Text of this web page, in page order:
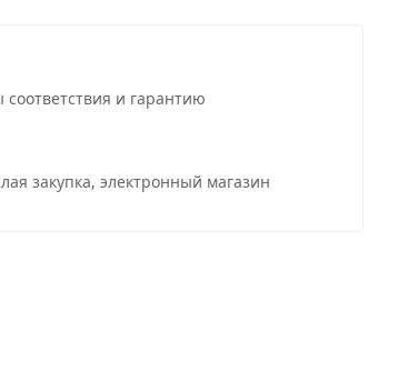
и гарантию
закупка, электронный магазин